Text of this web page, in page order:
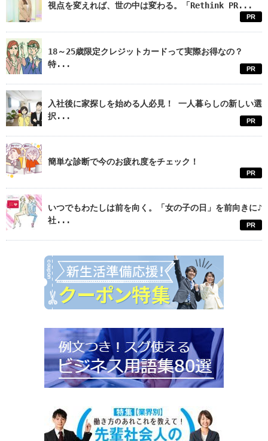
視点を変えれば、世の中は変わる。「Rethink PR...
PR
18～25歳限定クレジットカードって実際お得なの？
特...
PR
入社後に家探しを始める人必見！ 一人暮らしの新しい選
択...
PR
簡単な診断で今のお疲れ度をチェック！
PR
いつでもわたしは前を向く。「女の子の日」を前向きに♪
社...
PR